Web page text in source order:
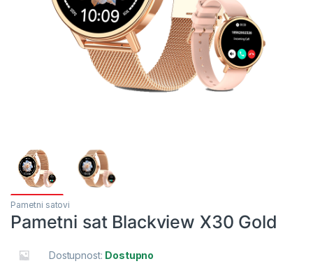
Pametni satovi
Pametni sat Blackview X30 Gold
Dostupnost: Dostupno